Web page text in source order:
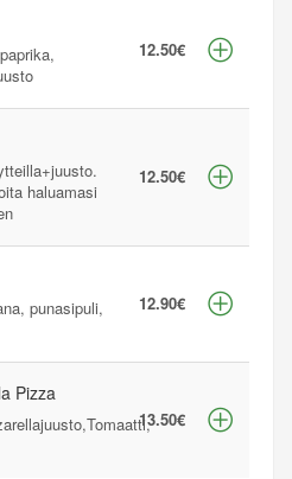
12.50€
haluamasi
12.50€
punasipuli,
12.90€
Pizza
13.50€